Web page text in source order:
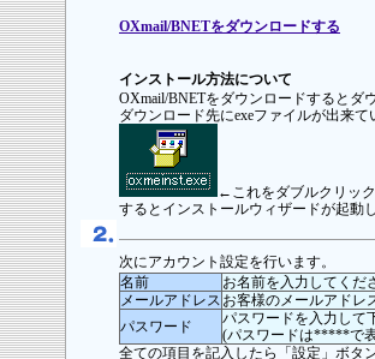
OXmail/BNETをダウンロードする
インストール方法について
OXmail/BNETをダウンロードするとダ
ダウンロード先にexeファイルが出来
←これをダブルクリッ
するとインストールウィザードが起動
次にアカウント設定を行います。
名前
お名前を入力してくだ
メールアドレス お客様のメールアドレ
パスワード
パスワードを入力して
(パスワードは*****で表
全ての項目を記入したら「設定」ボタ